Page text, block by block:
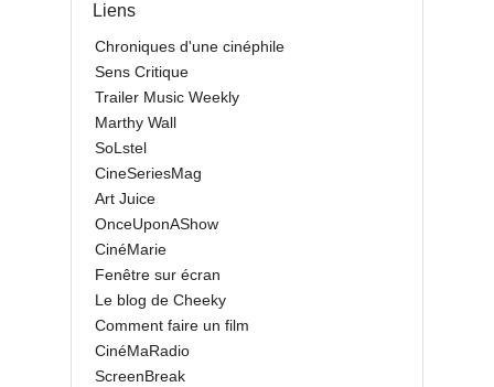
Liens
Chroniques d'une cinéphile
Sens Critique
Trailer Music Weekly
Marthy Wall
SoLstel
CineSeriesMag
Art Juice
OnceUponAShow
CinéMarie
Fenêtre sur écran
Le blog de Cheeky
Comment faire un film
CinéMaRadio
ScreenBreak